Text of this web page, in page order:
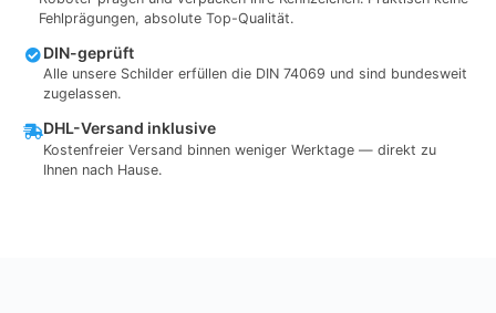
Fehlprägungen, absolute Top-Qualität.
DIN-geprüft
Alle unsere Schilder erfüllen die DIN 74069 und sind bundesweit
zugelassen.
DHL-Versand inklusive
Kostenfreier Versand binnen weniger Werktage — direkt zu
Ihnen nach Hause.